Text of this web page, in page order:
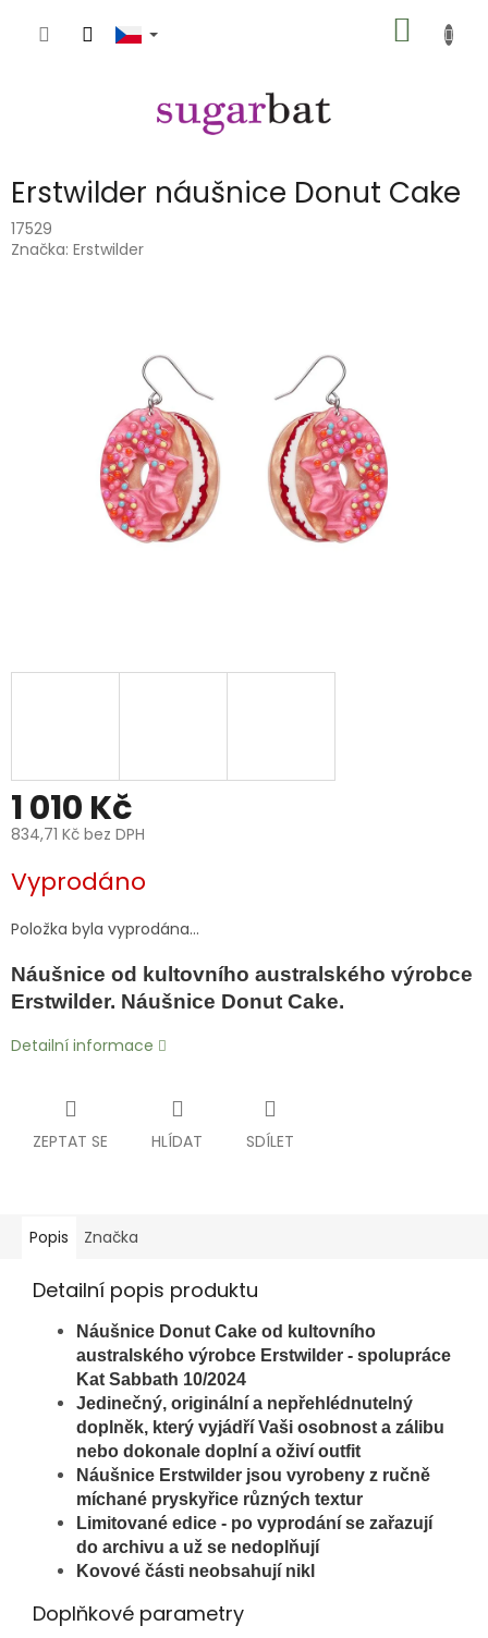
KOŠÍK
Erstwilder náušnice Donut Cake
17529
Značka: Erstwilder
1 010 Kč
834,71 Kč bez DPH
cena:
Vyprodáno
Položka byla vyprodána…
Náušnice od kultovního australského výrobce
Erstwilder. Náušnice Donut Cake.
Detailní informace
ZEPTAT SE HLÍDAT SDÍLET
Popis Značka
Detailní popis produktu
Náušnice Donut Cake od kultovního
australského výrobce Erstwilder - spolupráce
Kat Sabbath 10/2024
Jedinečný, originální a nepřehlédnutelný
doplněk, který vyjádří Vaši osobnost a zálibu
nebo dokonale doplní a oživí outfit
Náušnice Erstwilder jsou vyrobeny z ručně
míchané pryskyřice různých textur
Limitované edice - po vyprodání se zařazují
do archivu a už se nedoplňují
Kovové části neobsahují nikl
Doplňkové parametry